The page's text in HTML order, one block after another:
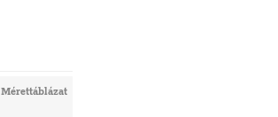
Mérettáblázat